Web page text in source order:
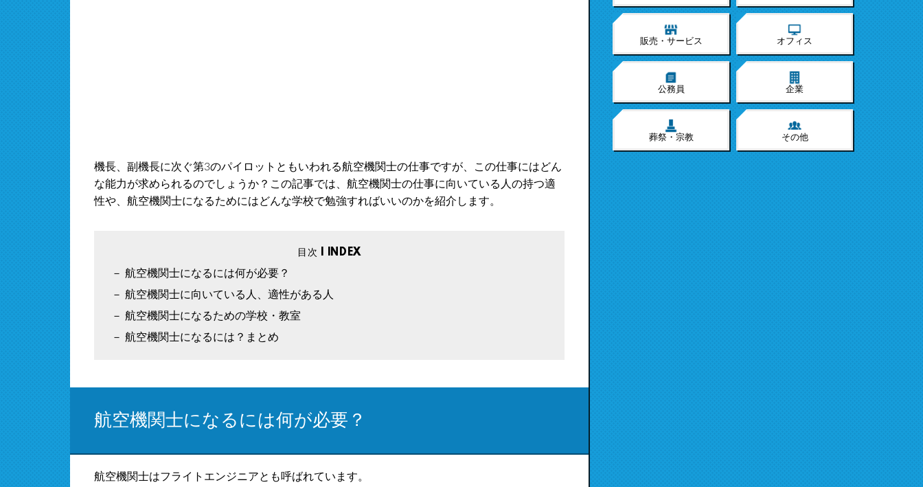
機長、副機長に次ぐ第3のパイロットともいわれる航空機関士の仕事ですが、この仕事にはどん
な能力が求められるのでしょうか？この記事では、航空機関士の仕事に向いている人の持つ適
性や、航空機関士になるためにはどんな学校で勉強すればいいのかを紹介します。
航空機関士になるには何が必要？
航空機関士に向いている人、適性がある人
航空機関士になるための学校・教室
航空機関士になるには？まとめ
航空機関士になるには何が必要？
航空機関士はフライトエンジニアとも呼ばれています。
販売・サービス オフィス
公務員 企業
葬祭・宗教 その他